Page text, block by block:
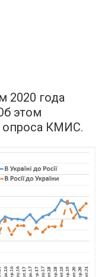
2020 года
этом
опроса КМИС.